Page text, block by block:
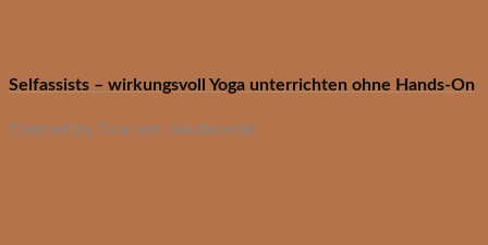
Selfassists – wirkungsvoll Yoga unterrichten ohne Hands-On
Created by Tina von Jakubowski